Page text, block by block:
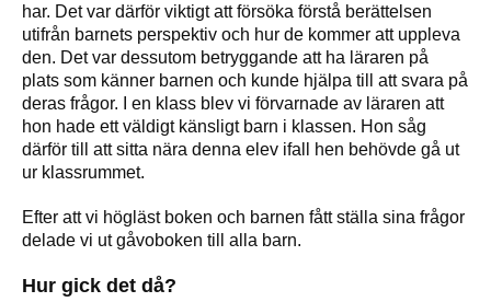
har. Det var därför viktigt att försöka förstå berättelsen
utifrån barnets perspektiv och hur de kommer att uppleva
den. Det var dessutom betryggande att ha läraren på
plats som känner barnen och kunde hjälpa till att svara på
deras frågor. I en klass blev vi förvarnade av läraren att
hon hade ett väldigt känsligt barn i klassen. Hon såg
därför till att sitta nära denna elev ifall hen behövde gå ut
ur klassrummet.
Efter att vi högläst boken och barnen fått ställa sina frågor
delade vi ut gåvoboken till alla barn.
Hur gick det då?